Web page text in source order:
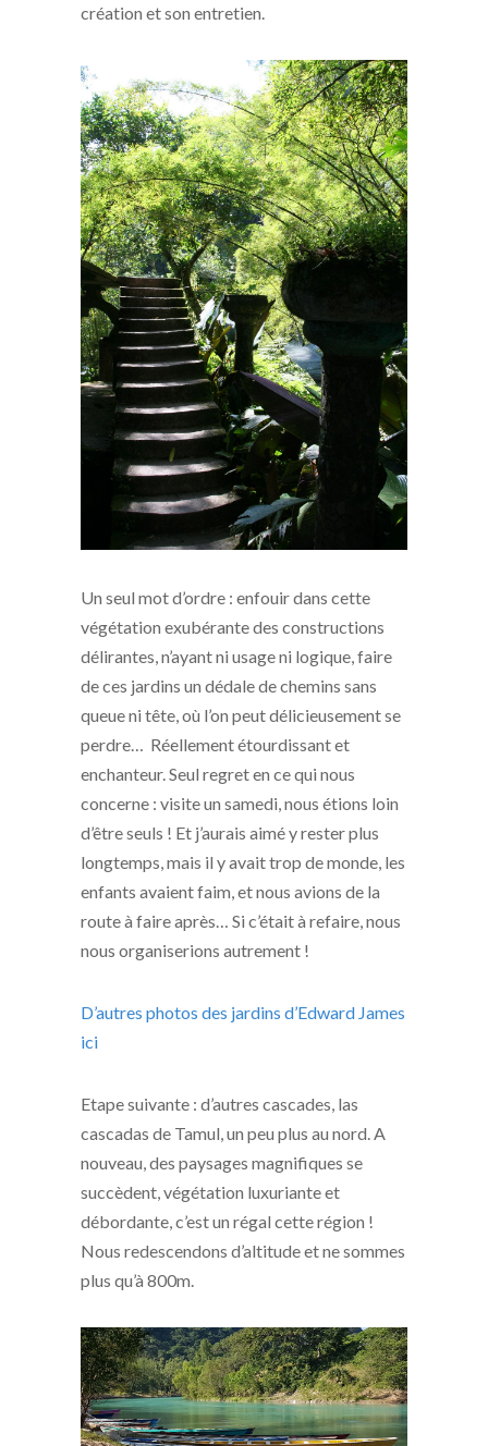
création et son entretien.
Un seul mot d’ordre : enfouir dans cette
végétation exubérante des constructions
délirantes, n’ayant ni usage ni logique, faire
de ces jardins un dédale de chemins sans
queue ni tête, où l’on peut délicieusement se
perdre… Réellement étourdissant et
enchanteur. Seul regret en ce qui nous
concerne : visite un samedi, nous étions loin
d’être seuls ! Et j’aurais aimé y rester plus
longtemps, mais il y avait trop de monde, les
enfants avaient faim, et nous avions de la
route à faire après… Si c’était à refaire, nous
nous organiserions autrement !
D’autres photos des jardins d’Edward James
ici
Etape suivante : d’autres cascades, las
cascadas de Tamul, un peu plus au nord. A
nouveau, des paysages magnifiques se
succèdent, végétation luxuriante et
débordante, c’est un régal cette région !
Nous redescendons d’altitude et ne sommes
plus qu’à 800m.